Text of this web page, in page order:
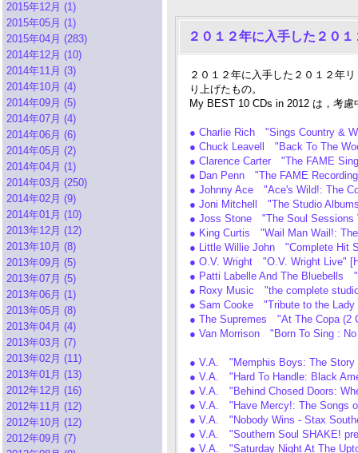
2015年12月 (1)
2015年05月 (1)
2015年04月 (283)
2014年12月 (10)
2014年11月 (3)
2014年10月 (4)
2014年09月 (5)
2014年07月 (4)
2014年06月 (6)
2014年05月 (2)
2014年04月 (1)
2014年03月 (250)
2014年02月 (9)
2014年01月 (10)
2013年12月 (12)
2013年10月 (8)
2013年09月 (5)
2013年07月 (5)
2013年06月 (1)
2013年05月 (8)
2013年04月 (4)
2013年03月 (7)
2013年02月 (11)
2013年01月 (13)
2012年12月 (16)
2012年11月 (12)
2012年10月 (12)
2012年09月 (7)
２０１２年に入手した２０
２０１２年に入手した２０１２年
り上げたもの。
My BEST 10 CDs in 2012 は，考慮
● Charlie Rich "Sings Country &
● Chuck Leavell "Back To The
● Clarence Carter "The FAME
● Dan Penn "The FAME
● Johnny Ace "Ace's Wild!: The
● Joni Mitchell "The Studio
● Joss Stone "The Soul Sessions
● King Curtis "Wail Man Wail!:
● Little Willie John "Complete Hit
● O.V. Wright "O.V. Wright Live"
● Patti Labelle And The Bluebells
● Roxy Music "the complete
● Sam Cooke "Tribute to the
● The Supremes "At The Copa (2
● Van Morrison "Born To Sing :
● V.A. "Memphis Boys: The Story
● V.A. "Hard To Handle: Black
● V.A. "Behind Chosed Doors:
● V.A. "Have Mercy!: The Songs
● V.A. "Nobody Wins - Stax
● V.A. "Southern Soul SHAKE!
● V.A. "Saturday Night At The